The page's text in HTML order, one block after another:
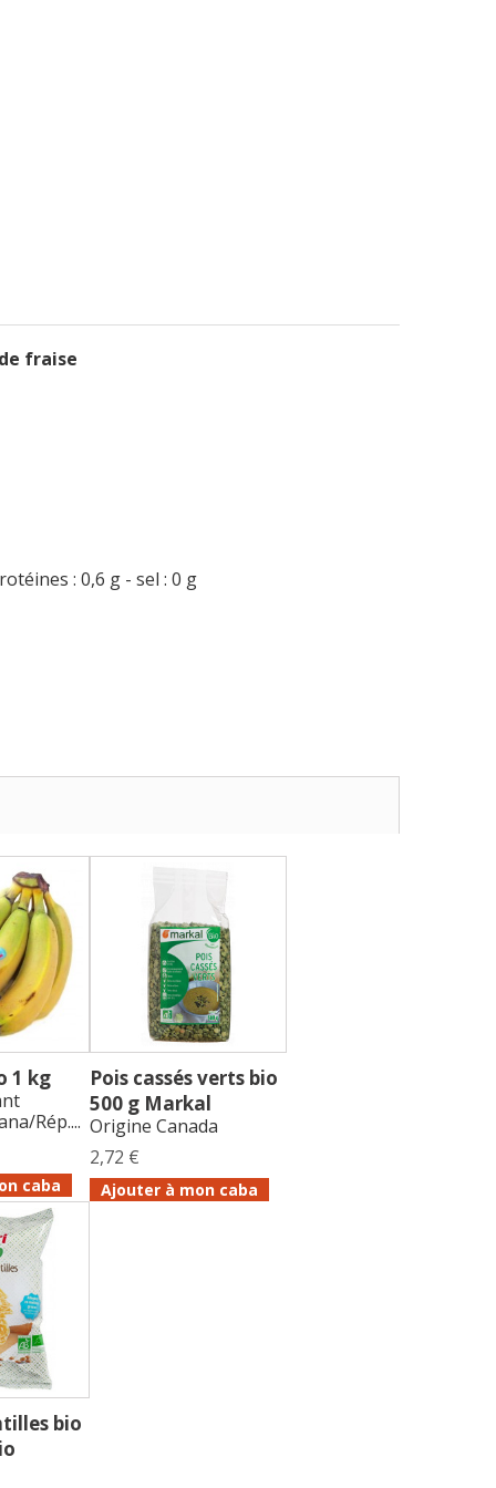
fraise
: 0,6 g - sel : 0 g
1 kg
Rép....
caba
Pois cassés verts bio
500 g Markal
Origine Canada
2,72 €
Ajouter à mon caba
bio